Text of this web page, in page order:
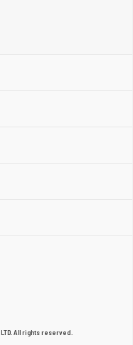
LTD. All rights reserved.